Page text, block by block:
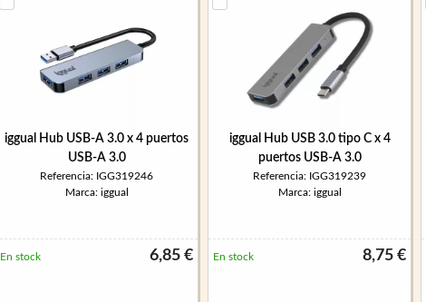
iggual Hub USB-A 3.0 x 4 puertos
USB-A 3.0
Referencia: IGG319246
Marca: iggual
6,85 €
En stock
iggual Hub USB 3.0 tipo C x 4
puertos USB-A 3.0
Referencia: IGG319239
Marca: iggual
8,75 €
En stock